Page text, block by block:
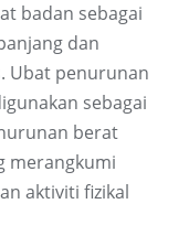
badan sebagai
dan
Ubat penurunan
sebagai
berat
merangkumi
aktiviti fizikal